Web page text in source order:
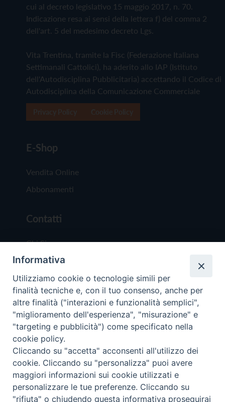
cui al decreto legislativo 15 maggio 2017, n. 70.
Indicazione resa ai sensi della lettera f) del comma 2
dell'art. 5 del medesimo decreto Lgs.
Vita Trentina, tramite la Fisc (Federazione Italiana
Settimanali Cattolici), ha aderito allo IAP (Istituto
dell'Autodisciplina Pubblicitaria) accettando il Codice di
Autodisciplina della Comunicazione Commerciale
E-Shop
Vendita Online
Abbonamenti
Contatti
Chi Siamo
Redazione
Scrivici
Copyright © 2019 - Tutti i diritti riservati - Vita
Trentina Editrice
Privacy Policy
Torna
Informativa
Utilizziamo cookie o tecnologie simili per
finalità tecniche e, con il tuo consenso, anche per
altre finalità ("interazioni e funzionalità semplici",
"miglioramento dell'esperienza", "misurazione" e
"targeting e pubblicità") come specificato nella
cookie policy.
Cliccando su "accetta" acconsenti all'utilizzo dei
cookie. Cliccando su "personalizza" puoi avere
maggiori informazioni sui cookie utilizzati e
personalizzare le tue preferenze. Cliccando su
"rifiuta" o chiudendo questa informativa proseguirai